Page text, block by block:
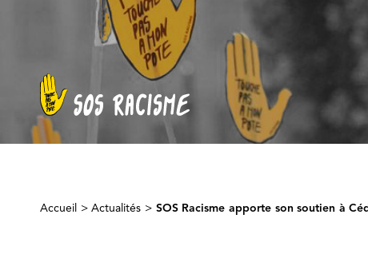
Accueil >Actualités > SOS Racisme apporte son soutien à